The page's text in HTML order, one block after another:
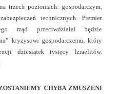
trzech poziomach: gospodarczym,
technicznych. Premier
rząd przeciwdziałał będzie
kryzysowi gospodarczemu, który
dziesiątek tysięcy Izraelitów.
CHYBA ZMUSZENI